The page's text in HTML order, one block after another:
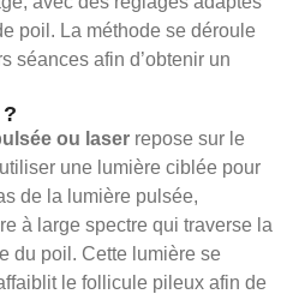
poil. La méthode se déroule
séances afin d’obtenir un
ou laser repose sur le
une lumière ciblée pour
de la lumière pulsée,
à large spectre qui traverse la
du poil. Cette lumière se
le follicule pileux afin de